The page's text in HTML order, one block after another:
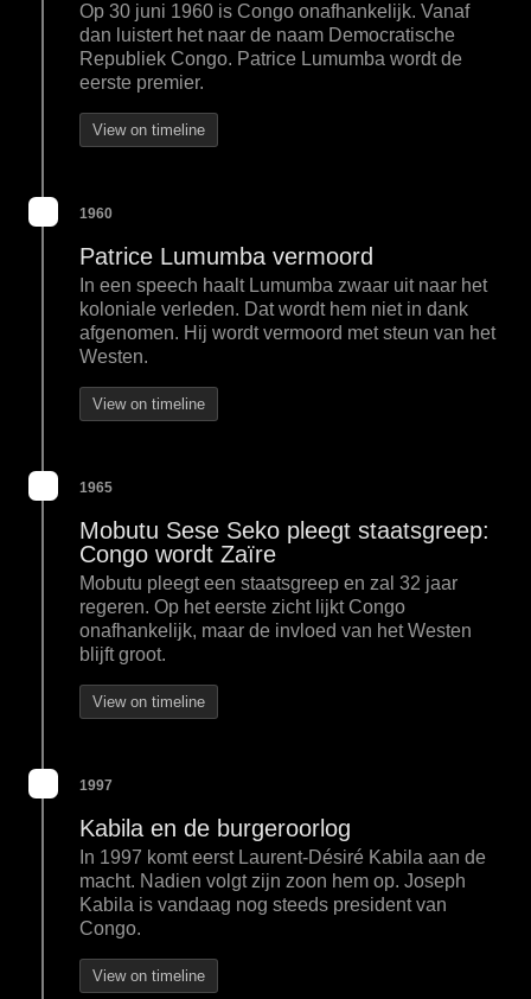
Op 30 juni 1960 is Congo onafhankelijk. Vanaf
dan luistert het naar de naam Democratische
Republiek Congo. Patrice Lumumba wordt de
eerste premier.
View on timeline
1960
Patrice Lumumba vermoord
In een speech haalt Lumumba zwaar uit naar het
koloniale verleden. Dat wordt hem niet in dank
afgenomen. Hij wordt vermoord met steun van het
Westen.
View on timeline
1965
Mobutu Sese Seko pleegt staatsgreep:
Congo wordt Zaïre
Mobutu pleegt een staatsgreep en zal 32 jaar
regeren. Op het eerste zicht lijkt Congo
onafhankelijk, maar de invloed van het Westen
blijft groot.
View on timeline
1997
Kabila en de burgeroorlog
In 1997 komt eerst Laurent-Désiré Kabila aan de
macht. Nadien volgt zijn zoon hem op. Joseph
Kabila is vandaag nog steeds president van
Congo.
View on timeline